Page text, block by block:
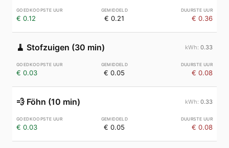
€ 0.12 € 0.21 € 0.36
🧹 Stofzuigen (30 min) 0.33
€ 0.03 € 0.05 € 0.08
💨 Föhn (10 min) 0.33
€ 0.03 € 0.05 € 0.08